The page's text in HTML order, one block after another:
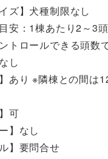
ズ】犬種制限なし
安：1棟あたり2～3
トロールできる頭数
し
あり ※隣棟との間は
可
】なし
】要問合せ